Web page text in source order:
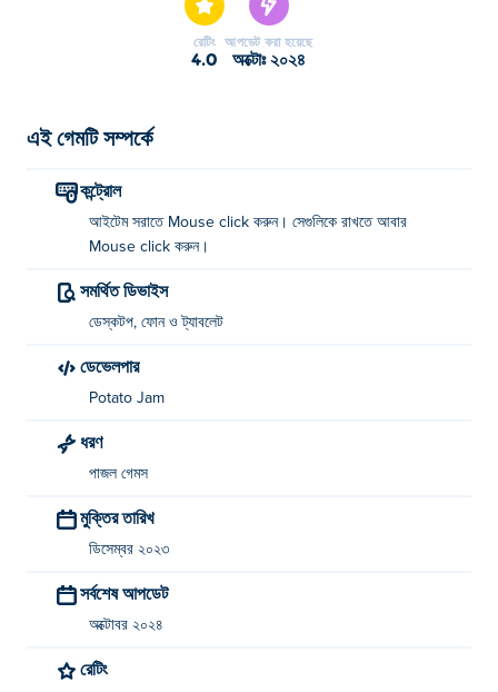
রেটিং
4.0
আপডেট করা হয়েছে
অক্টোঃ ২০২৪
এই গেমটি সম্পর্কে
কন্ট্রোল
আইটেম সরাতে Mouse click করুন। সেগুলিকে রাখতে আবার
Mouse click করুন।
সমর্থিত ডিভাইস
ডেস্কটপ, ফোন ও ট্যাবলেট
ডেভেলপার
Potato Jam
ধরণ
পাজল গেমস
মুক্তির তারিখ
ডিসেম্বর ২০২৩
সর্বশেষ আপডেট
অক্টোবর ২০২৪
রেটিং